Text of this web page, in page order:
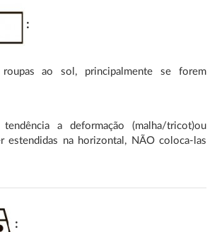
:
ao sol, principalmente se forem
a deformação (malha/tricot)ou
estendidas na horizontal, NÃO coloca-las
: